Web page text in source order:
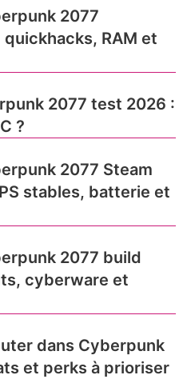
2077
RAM et
2077 test 2026 :
?
2077 Steam
stables, batterie et
2077 build
cyberware et
dans Cyberpunk
et perks à prioriser